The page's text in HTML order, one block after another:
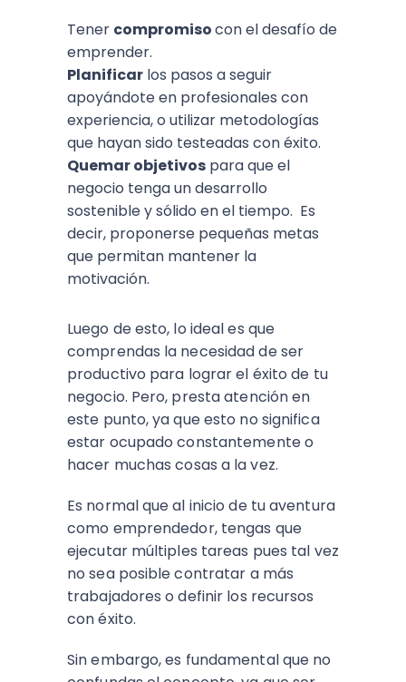
Tener compromisocon el desafío de
emprender.
Planificar los pasos a seguir
apoyándote en profesionales con
experiencia, o utilizar metodologías
que hayan sido testeadas con éxito.
Quemar objetivos para que el
negocio tenga un desarrollo
sostenible y sólido en el tiempo. Es
decir, proponerse pequeñas metas
que permitan mantener la
motivación.
Luego de esto, lo ideal es que
comprendas la necesidad de ser
productivo para lograr el éxito de tu
negocio. Pero, presta atención en
este punto, ya que esto no significa
estar ocupado constantemente o
hacer muchas cosas a la vez.
Es normal que al inicio de tu aventura
como emprendedor, tengas que
ejecutar múltiples tareas pues tal vez
no sea posible contratar a más
trabajadores o definir los recursos
con éxito.
Sin embargo, es fundamental que no